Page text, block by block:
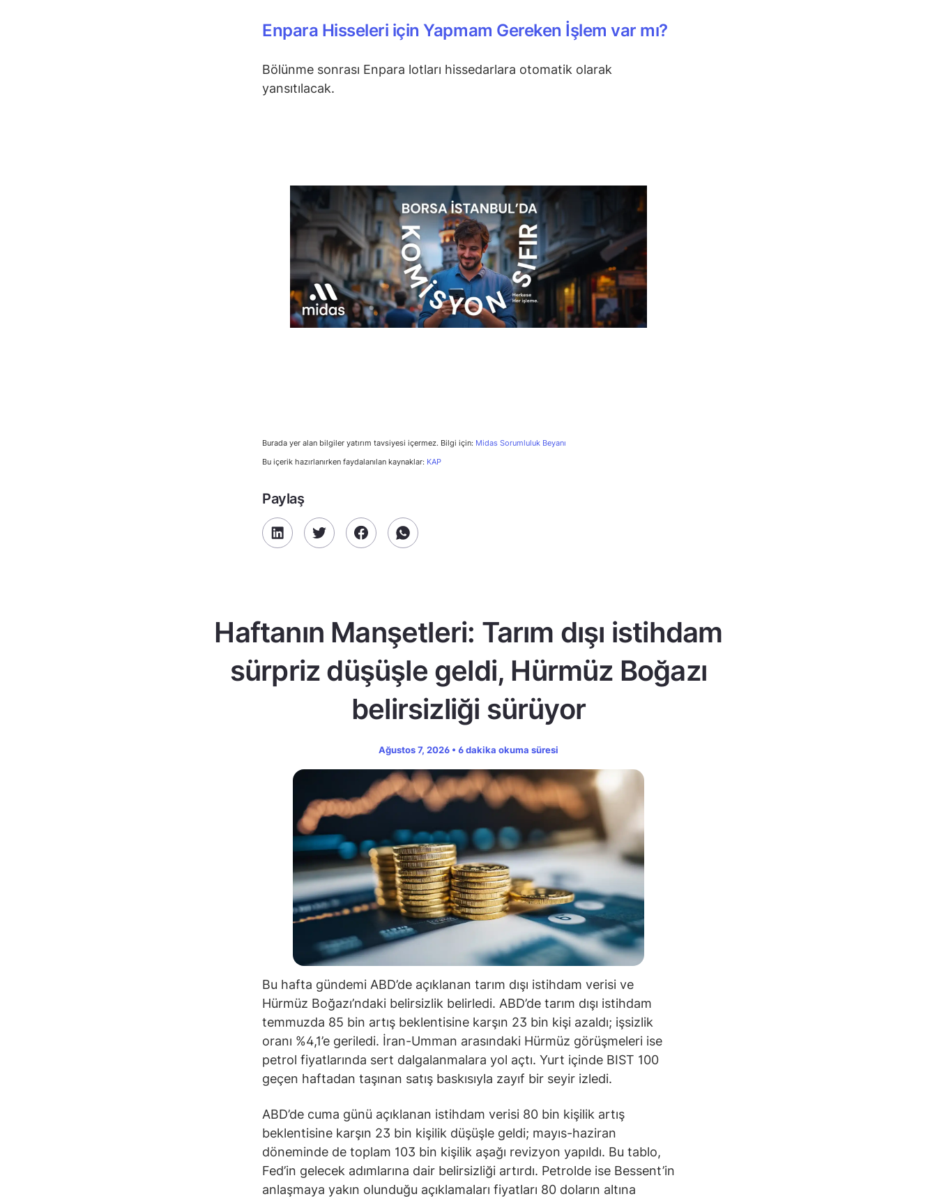
Enpara Hisseleri için Yapmam Gereken İşlem var mı?
Bölünme sonrası Enpara lotları hissedarlara otomatik olarak
yansıtılacak.
Burada yer alan bilgiler yatırım tavsiyesi içermez. Bilgi için: Midas Sorumluluk Beyanı
Bu içerik hazırlanırken faydalanılan kaynaklar: KAP
Paylaş
Haftanın Manşetleri: Tarım dışı istihdam
sürpriz düşüşle geldi, Hürmüz Boğazı
belirsizliği sürüyor
Ağustos 7, 2026 • 6 dakika okuma süresi
Bu hafta gündemi ABD’de açıklanan tarım dışı istihdam verisi ve
Hürmüz Boğazı’ndaki belirsizlik belirledi. ABD’de tarım dışı istihdam
temmuzda 85 bin artış beklentisine karşın 23 bin kişi azaldı; işsizlik
oranı %4,1’e geriledi. İran-Umman arasındaki Hürmüz görüşmeleri ise
petrol fiyatlarında sert dalgalanmalara yol açtı. Yurt içinde BIST 100
geçen haftadan taşınan satış baskısıyla zayıf bir seyir izledi.
ABD’de cuma günü açıklanan istihdam verisi 80 bin kişilik artış
beklentisine karşın 23 bin kişilik düşüşle geldi; mayıs-haziran
döneminde de toplam 103 bin kişilik aşağı revizyon yapıldı. Bu tablo,
Fed’in gelecek adımlarına dair belirsizliği artırdı. Petrolde ise Bessent’in
anlaşmaya yakın olunduğu açıklamaları fiyatları 80 doların altına